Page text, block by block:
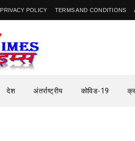
PRIVACY POLICY TERMS AND CONDITIONS
देश अंतर्राष्ट्रीय कोविड-19